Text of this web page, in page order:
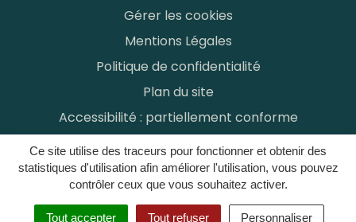
Ce site utilise des traceurs pour fonctionner et obtenir des
statistiques d'utilisation afin améliorer l'utilisation, vous pouvez
contrôler ceux que vous souhaitez activer.
Tout accepter Tout refuser Personnaliser
Gérer les cookies
Mentions Légales
Politique de confidentialité
Plan du site
Accessibilité : partiellement conforme